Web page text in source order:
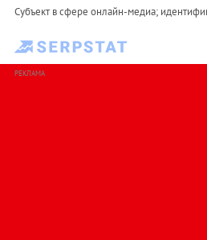
Субъект в сфере онлайн-медиа;
РЕКЛАМА